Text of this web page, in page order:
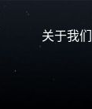
关于我们